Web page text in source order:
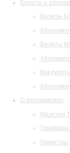
Билеты и
Билеты
Билеты
Как
О филармонии
Маэстро
Оркестры